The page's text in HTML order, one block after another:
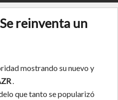
reinventa un
mostrando su nuevo y
.
que tanto se popularizó